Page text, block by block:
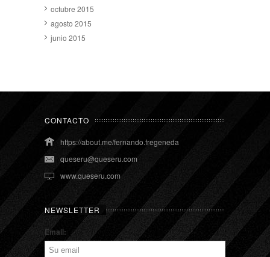
octubre 2015
agosto 2015
junio 2015
CONTACTO
https://about.me/fernando.fregeneda
queseru@queseru.com
www.queseru.com
NEWSLETTER
Email: